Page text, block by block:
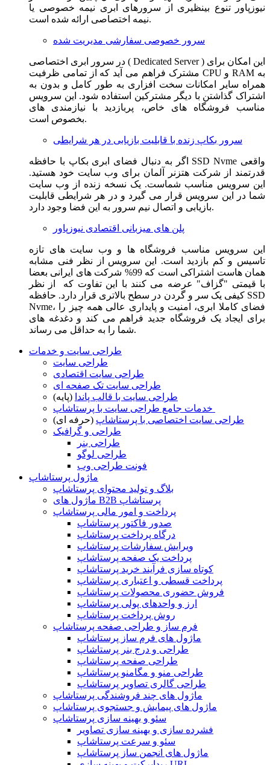
نیوزپاور تنوع بینظیری از سرورهای ابری نیمه خصوصی یا
نیمه اختصاصی ارائه شده است.
سرور خصوصی سفارشی مدیریت شده
در سرور ابری اختصاصی ( Dedicated Server ) این امکان برای
مشترک فراهم می آید که از تمامی ظرفیت CPU و RAM به
همراه سایر امکانات سخت افزاری به طور کامل و بدون به
اشتراک گذاشتن با دیگر مشترکین استفاده شود. این سرویس
مناسب فروشگاه های خاص، پربازدید با نیازمندی های
بخصوص است.
سرور بکاپ زنده با قابلیت بازیابی در هر شرایطی
اگر به دنبال فضای ابری بکاپ با حافظه SSD Nvme واقعی
قدرتمند از شرکت هتزنر آلمان برای وب سایت خود هستید.
این سرویس مناسب شماست. یک نسخه زنده از وب سایت
شما در این سرویس قرار می گیرد و در هر شرایطی قابلیت
بازیابی و اتصال نیم سرور به این فضا وجود دارد.
پلن های میزبانی اقتصادی نیوزپاور
این سرویس مناسب فروشگاه ها و وب سایت های تازه
تاسیس و کم بازدید است. این سرویس از نظر فنی مشابه
همان هاست اشتراکی است که 99% شرکت های ایرانی بعضا
با قیمتی "گزاف" عرضه می کنند با این تفاوت که از نظر
کیفی یک سر و گردن در سطح بالاتری قرار دارد. حافظه SSD
Nvme، فضای کاملا ابری، امنیت و پایداری عالی همه چیز را
برای ایجاد یک فروشگاه جدید فراهم می کند و دغدغه های
شما را به حداقل می رساند.
طراحی سایت و خدمات
طراحی سایت
طراحی سایت اقتصادی
طراحی سایت تک صفحه ای
طراحی سایت با قالب پاندا (پایه)
طراحی سایت اختصاصی با پرستاشاپ (حرفه ای)
طراحی و گرافیک
طراحی بنر
طراحی لوگو
فونت طراحی وب
ماژول پرستاشاپ
بلاگ و تولید محتوای پرستاشاپ
ماژول های B2B پرستاشاپ
پرداخت و امور مالی پرستاشاپ
صدور فاکتور پرستاشاپ
درگاه پرداخت پرستاشاپ
ویرایش سفارشات پرستاشاپ
پرداخت یک صفحه پرستاشاپ
کوتاه سازی فرآیند خرید پرستاشاپ
پرداخت قسطی و اعتباری پرستاشاپ
فروش حضوری محصولات پرستاشاپ
ارز و واحدهای پولی پرستاشاپ
روش پرداخت پرستاشاپ
فرم ساز و طراحی صفحه پرستاشاپ
ماژول های فرم ساز پرستاشاپ
طراحی و درج بنر پرستاشاپ
طراحی صفحه پرستاشاپ
طراحی منو و مگامنو پرستاشاپ
طراحی گالری تصاویر پرستاشاپ
ماژول های چند فروشندگی پرستاشاپ
ماژول های پیمایش و جستجوی پرستاشاپ
سئو و بهینه سازی پرستاشاپ
فشرده سازی و بهینه سازی تصاویر
سئو و سرعت پرستاشاپ
ماژول های انجمن ساز پرستاشاپ